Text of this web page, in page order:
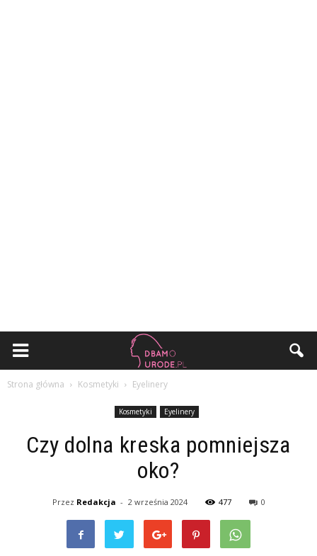
Strona główna Kosmetyki Eyelinery
Kosmetyki Eyelinery
Czy dolna kreska pomniejsza
oko?
Przez Redakcja - 2 września 2024 477 0